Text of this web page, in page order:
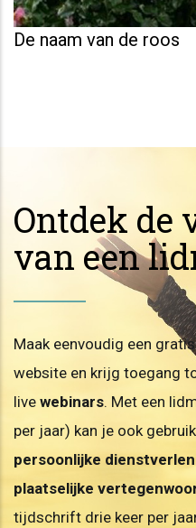
De naam van de roos
Ontdek de
van een
Maak eenvoudig een
website en krijg toegang
live webinars. Met een
per jaar) kan je ook
persoonlijke
plaatselijke
tijdschrift drie keer per